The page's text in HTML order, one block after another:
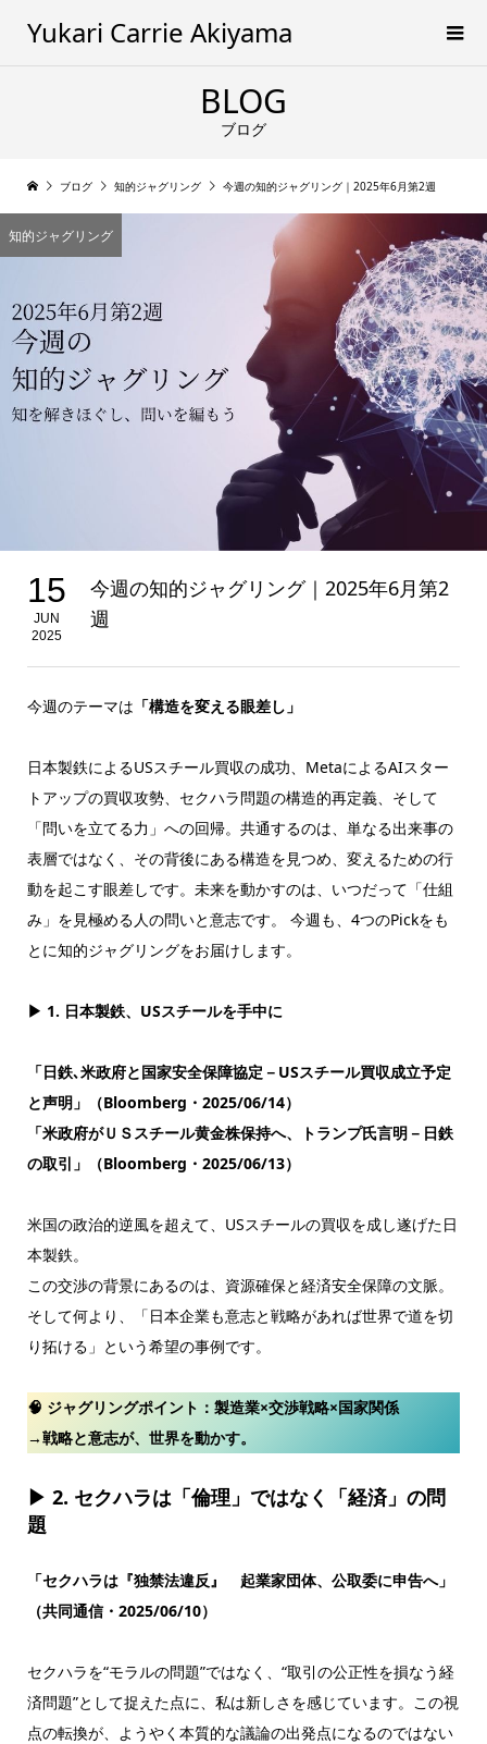
Yukari Carrie Akiyama
BLOG
ブログ
ブログ 知的ジャグリング 今週の知的ジャグリング｜2025年6月第2週
知的ジャグリング
15
JUN
2025
今週の知的ジャグリング｜2025年6月第2
週
今週のテーマは 「構造を変える眼差し」
日本製鉄によるUSスチール買収の成功、MetaによるAIスター
トアップの買収攻勢、セクハラ問題の構造的再定義、そして
「問いを立てる力」への回帰。共通するのは、単なる出来事の
表層ではなく、その背後にある構造を見つめ、変えるための行
動を起こす眼差しです。未来を動かすのは、いつだって「仕組
み」を見極める人の問いと意志です。 今週も、4つのPickをも
とに知的ジャグリングをお届けします。
▶ 1. 日本製鉄、USスチールを手中に
「日鉄､米政府と国家安全保障協定－USスチール買収成立予定
と声明」（Bloomberg・2025/06/14）
「米政府がＵＳスチール黄金株保持へ、トランプ氏言明－日鉄
の取引」（Bloomberg・2025/06/13）
米国の政治的逆風を超えて、USスチールの買収を成し遂げた日
本製鉄。
この交渉の背景にあるのは、資源確保と経済安全保障の文脈。
そして何より、「日本企業も意志と戦略があれば世界で道を切
り拓ける」という希望の事例です。
🧠 ジャグリングポイント：製造業×交渉戦略×国家関係
→戦略と意志が、世界を動かす。
▶ 2. セクハラは「倫理」ではなく「経済」の問
題
「セクハラは『独禁法違反』 起業家団体、公取委に申告へ」
（共同通信・2025/06/10）
セクハラを“モラルの問題”ではなく、“取引の公正性を損なう経
済問題”として捉えた点に、私は新しさを感じています。この視
点の転換が、ようやく本質的な議論の出発点になるのではない